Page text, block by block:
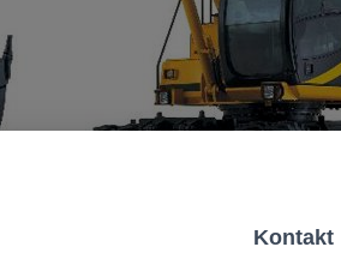
Kontakt